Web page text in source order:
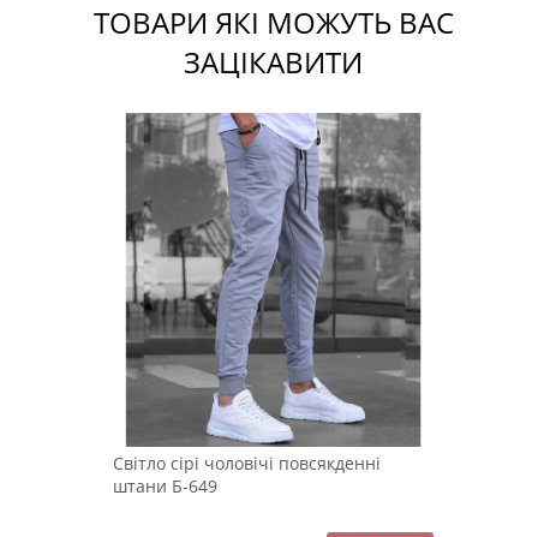
ТОВАРИ ЯКІ МОЖУТЬ ВАС
ЗАЦІКАВИТИ
Світло сірі чоловічі повсякденні
штани Б-649